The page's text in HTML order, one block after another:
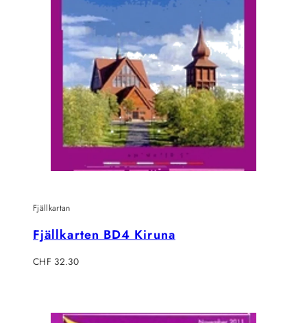
Fjällkartan
Fjällkarten BD4 Kiruna
Regulärer
CHF 32.30